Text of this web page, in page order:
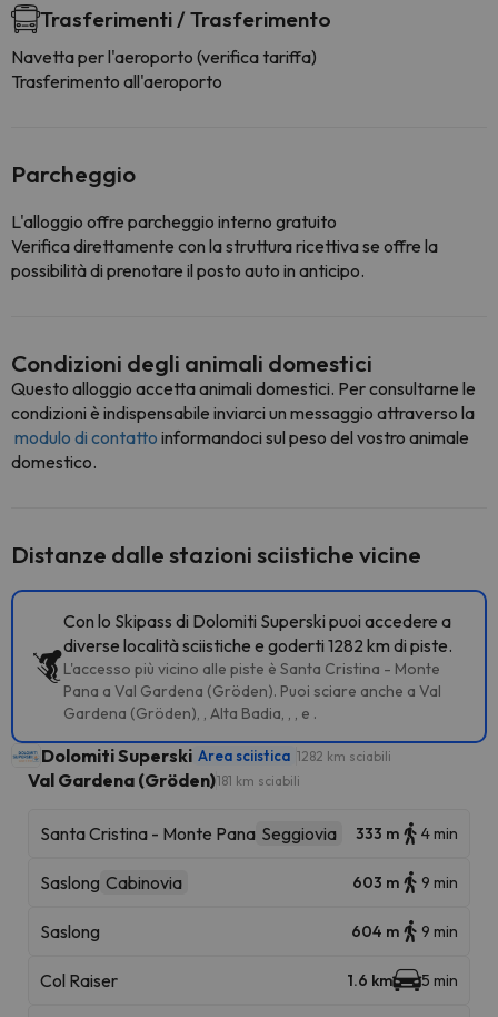
Trasferimenti / Trasferimento
Navetta per l'aeroporto (verifica tariffa)
Trasferimento all'aeroporto
Parcheggio
L'alloggio offre parcheggio interno gratuito
Verifica direttamente con la struttura ricettiva se offre la
possibilità di prenotare il posto auto in anticipo.
Condizioni degli animali domestici
Questo alloggio accetta animali domestici. Per consultarne le
condizioni è indispensabile inviarci un messaggio attraverso la
modulo di contatto informandoci sul peso del vostro animale
domestico.
Distanze dalle stazioni sciistiche vicine
Con lo Skipass di Dolomiti Superski puoi accedere a
diverse località sciistiche e goderti 1282 km di piste.
L'accesso più vicino alle piste è Santa Cristina - Monte
Pana a Val Gardena (Gröden). Puoi sciare anche a Val
Gardena (Gröden), , Alta Badia, , , e .
Dolomiti Superski Area sciistica 1282 km sciabili
Val Gardena (Gröden)181 km sciabili
Santa Cristina - Monte Pana Seggiovia 333 m 4 min
Saslong Cabinovia 603 m 9 min
Saslong 604 m 9 min
Col Raiser 1.6 km 5 min